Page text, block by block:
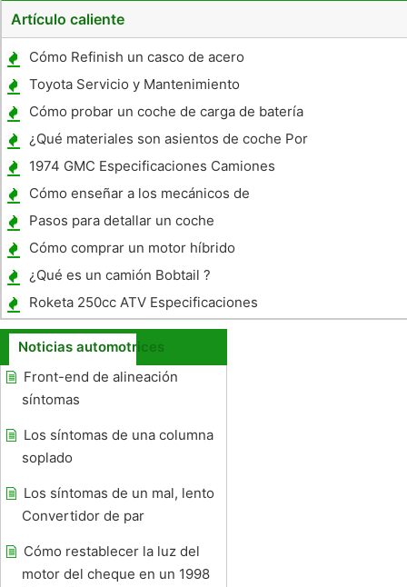
Artículo caliente
Cómo Refinish un casco de acero
Toyota Servicio y Mantenimiento
Información
Cómo probar un coche de carga de batería
¿Qué materiales son asientos de coche Por
lo general hecho?
1974 GMC Especificaciones Camiones
Cómo enseñar a los mecánicos de
automóviles
Pasos para detallar un coche
Cómo comprar un motor híbrido
¿Qué es un camión Bobtail ?
Roketa 250cc ATV Especificaciones
Noticias automotrices
Front-end de alineación
síntomas
Los síntomas de una columna
soplado
Los síntomas de un mal, lento
Convertidor de par
Cómo restablecer la luz del
motor del cheque en un 1998